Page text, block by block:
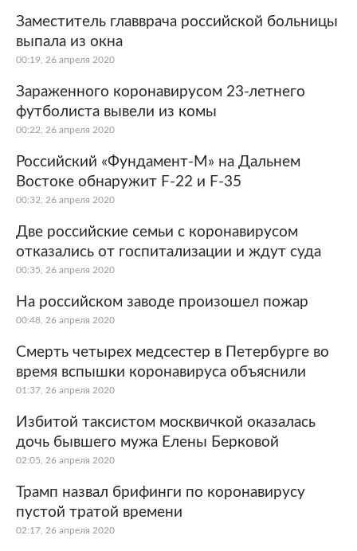
Заместитель главврача российской больницы
выпала из окна
00:19, 26 апреля 2020
Зараженного коронавирусом 23-летнего
футболиста вывели из комы
00:22, 26 апреля 2020
Российский «Фундамент-М» на Дальнем
Востоке обнаружит F-22 и F-35
00:32, 26 апреля 2020
Две российские семьи с коронавирусом
отказались от госпитализации и ждут суда
00:35, 26 апреля 2020
На российском заводе произошел пожар
00:48, 26 апреля 2020
Смерть четырех медсестер в Петербурге во
время вспышки коронавируса объяснили
01:37, 26 апреля 2020
Избитой таксистом москвичкой оказалась
дочь бывшего мужа Елены Берковой
02:05, 26 апреля 2020
Трамп назвал брифинги по коронавирусу
пустой тратой времени
02:17, 26 апреля 2020